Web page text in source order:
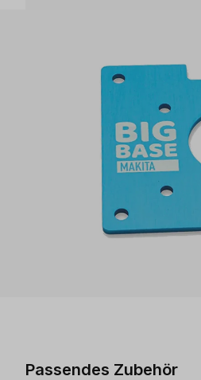
Passendes Zubehör